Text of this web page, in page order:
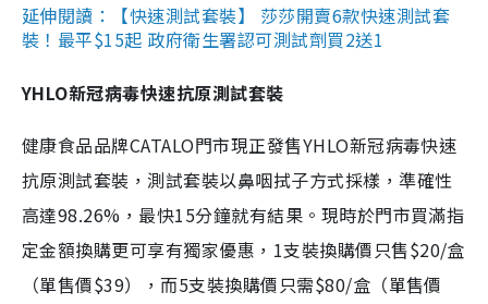
延伸閱讀：【快速測試套裝】 莎莎開賣6款快速測試套
裝！最平$15起 政府衛生署認可測試劑買2送1
YHLO新冠病毒快速抗原測試套裝
健康食品品牌CATALO門市現正發售YHLO新冠病毒快速
抗原測試套裝，測試套裝以鼻咽拭子方式採樣，準確性
高達98.26%，最快15分鐘就有結果。現時於門市買滿指
定金額換購更可享有獨家優惠，1支裝換購價只售$20/盒
（單售價$39），而5支裝換購價只需$80/盒（單售價